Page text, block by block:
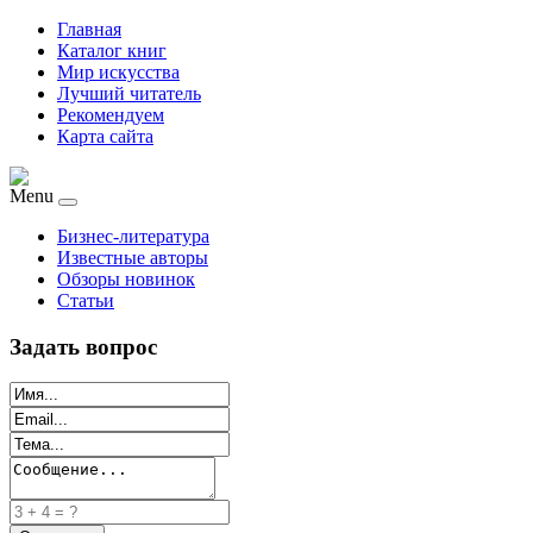
Главная
Каталог книг
Мир искусства
Лучший читатель
Рекомендуем
Карта сайта
Menu
Бизнес-литература
Известные авторы
Обзоры новинок
Статьи
Задать вопрос